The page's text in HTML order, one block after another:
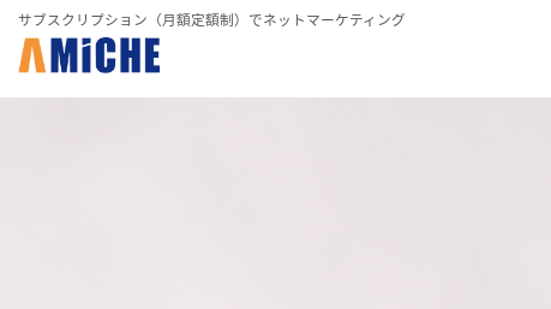
サブスクリプション（月額定額制）でネットマーケティング